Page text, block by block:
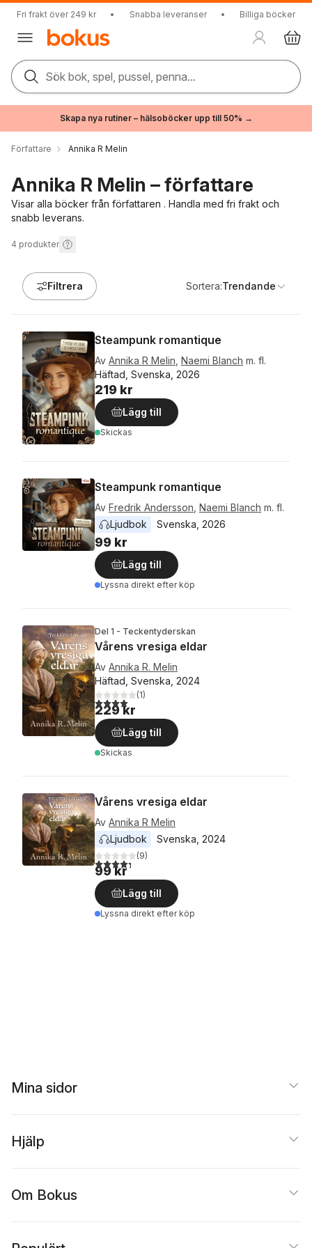
Fri frakt över 249 kr • Snabba leveranser • Billiga böcker
Sök bok, spel, pussel, penna...
Skapa nya rutiner – hälsoböcker upp till 50% →
Författare Annika R Melin
Annika R Melin – författare
Visar alla böcker från författaren . Handla med fri frakt och
snabb leverans.
4 produkter
Filtrera Sortera:Trendande
Steampunk romantique
Av Annika R Melin Naemi Blanch m. fl.
Häftad, Svenska, 2026
219 kr
Lägg till
Skickas
Steampunk romantique
Av Fredrik Andersson Naemi Blanch m. fl.
Ljudbok
Svenska 2026
99 kr
Lägg till
Lyssna direkt efter köp
Del 1 - Teckentyderskan
Vårens vresiga eldar
Av Annika R. Melin
Häftad, Svenska, 2024
4,0utav 5 stjärnor. Totalt antal röster:
(1)
229 kr
Lägg till
Skickas
Vårens vresiga eldar
Av Annika R Melin
Ljudbok
Svenska 2024
4,3utav 5 stjärnor. Totalt antal röster:
(9)
99 kr
Lägg till
Lyssna direkt efter köp
Mina sidor
Hjälp
Om Bokus